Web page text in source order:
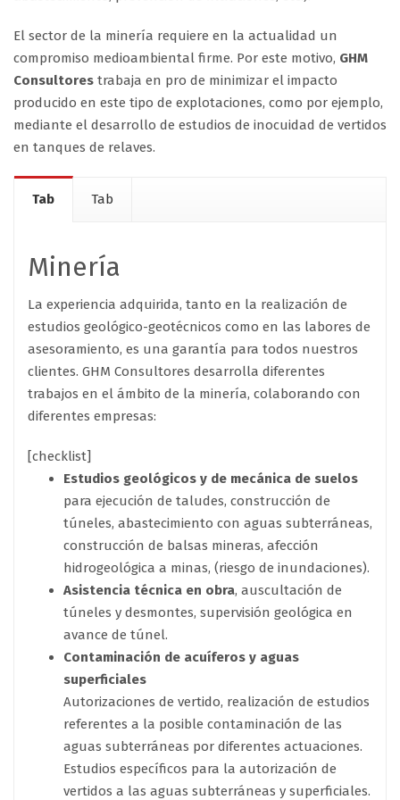
El sector de la minería requiere en la actualidad un
compromiso medioambiental firme. Por este motivo, GHM
Consultores trabaja en pro de minimizar el impacto
producido en este tipo de explotaciones, como por ejemplo,
mediante el desarrollo de estudios de inocuidad de vertidos
en tanques de relaves.
Tab Tab
Minería
La experiencia adquirida, tanto en la realización de
estudios geológico-geotécnicos como en las labores de
asesoramiento, es una garantía para todos nuestros
clientes. GHM Consultores desarrolla diferentes
trabajos en el ámbito de la minería, colaborando con
diferentes empresas:
[checklist]
Estudios geológicos y de mecánica de suelos
para ejecución de taludes, construcción de
túneles, abastecimiento con aguas subterráneas,
construcción de balsas mineras, afección
hidrogeológica a minas, (riesgo de inundaciones).
Asistencia técnica en obra, auscultación de
túneles y desmontes, supervisión geológica en
avance de túnel.
Contaminación de acuíferos y aguas
superficiales
Autorizaciones de vertido, realización de estudios
referentes a la posible contaminación de las
aguas subterráneas por diferentes actuaciones.
Estudios específicos para la autorización de
vertidos a las aguas subterráneas y superficiales.